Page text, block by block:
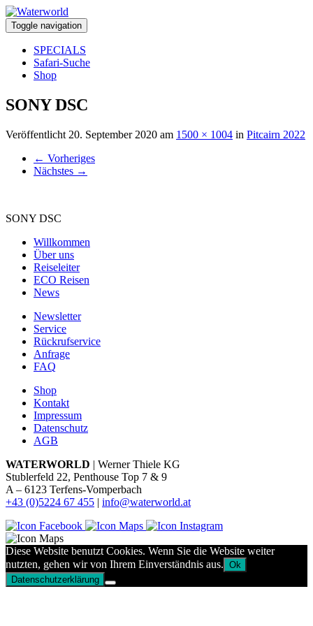
Toggle navigation
SPECIALS
Safari-Suche
Shop
SONY DSC
Veröffentlicht 20. September 2020 am 1500 × 1004 in Pitcairn 2022
← Vorheriges
Nächstes →
SONY DSC
Willkommen
Über uns
Reiseleiter
ECO Reisen
News
Newsletter
Service
Rückrufservice
Anfrage
FAQ
Shop
Kontakt
Impressum
Datenschutz
AGB
WATERWORLD | Werner Thiele KG
Stublerfeld 22, Penthouse Top 7 & 9
A – 6123 Terfens-Vomperbach
+43 (0)5224 67 455 | info@waterworld.at
Diese Website benutzt Cookies. Wenn Sie die Website weiter
nutzten, gehen wir von Ihrem Einverständnis aus. Ok
Datenschutzerklärung